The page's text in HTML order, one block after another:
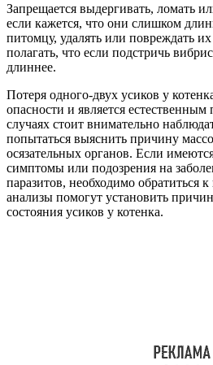
Запрещается выдергивать, ломать
если кажется, что они слишком
питомцу, удалять или повреждать
полагать, что если подстричь
длиннее.
Потеря одного-двух усиков у
опасности и является
случаях стоит внимательно
попытаться выяснить причину
осязательных органов. Если
симптомы или подозрения на
паразитов, необходимо обратиться
анализы помогут установить
состояния усиков у котенка.